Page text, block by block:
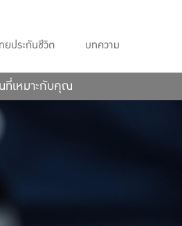
ยประกันชีวิต บทความ
ที่เหมาะกับคุณ